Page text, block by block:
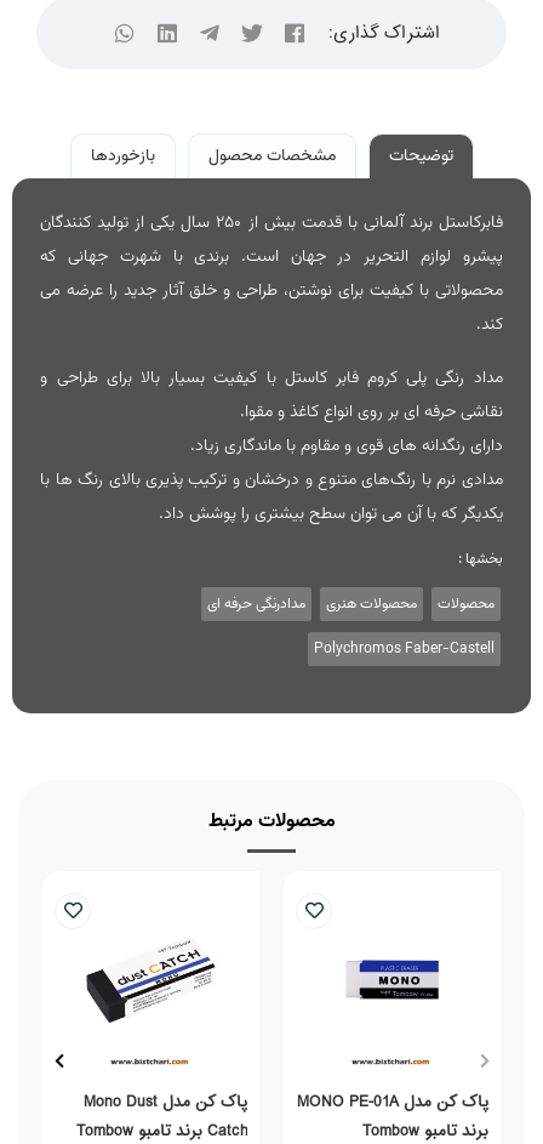
اشتراک گذاری:
توضیحات مشخصات محصول بازخوردها
فابرکاستل برند آلمانی با قدمت بیش از 250 سال یکی از تولید کنندگان
پیشرو لوازم التحریر در جهان است. برندی با شهرت جهانی که
محصولاتی با کیفیت برای نوشتن، طراحی و خلق آثار جدید را عرضه می
کند.
مداد رنگی پلی کروم فابر کاستل با کیفیت بسیار بالا برای طراحی و
نقاشی حرفه ای بر روی انواع کاغذ و مقوا.
دارای رنگدانه های قوی و مقاوم با ماندگاری زیاد.
مدادی نرم با رنگ‌های متنوع و درخشان و ترکیب پذیری بالای رنگ ها با
یکدیگر که با آن می توان سطح بیشتری را پوشش داد.
بخشها :
محصولات محصولات هنری مدادرنگی حرفه ای
Polychromos Faber-Castell
محصولات مرتبط
پاک کن مدل MONO PE-01A
برند تامبو Tombow
پاک کن مدل Mono Dust
Catch برند تامبو Tombow